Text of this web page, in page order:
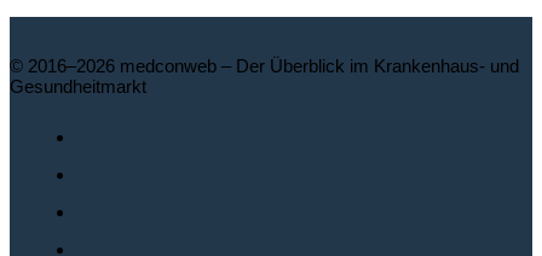
© 2016–2026 medconweb – Der Überblick im Krankenhaus- und
Gesundheitmarkt